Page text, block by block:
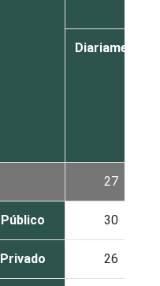
Diariamente
27
Público 30
Privado 26